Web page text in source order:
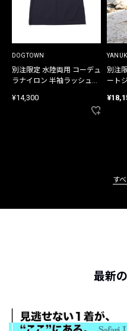
DOGTOWN
別注限定 水陸両用 コーデュ
ラナイロン 半袖ラッシュガ
¥14,300
YANUK
別注
ート
す
最新